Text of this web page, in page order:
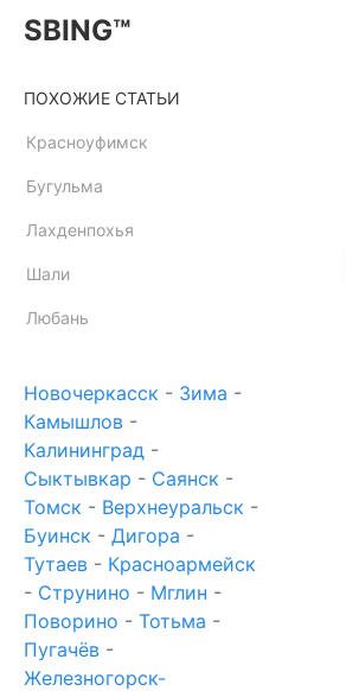
SBING™
ПОХОЖИЕ СТАТЬИ
Красноуфимск
Бугульма
Лахденпохья
Шали
Любань
Новочеркасск - Зима -
Камышлов -
Калининград -
Сыктывкар - Саянск -
Томск - Верхнеуральск -
Буинск - Дигора -
Тутаев - Красноармейск
- Струнино - Мглин -
Поворино - Тотьма -
Пугачёв -
Железногорск-